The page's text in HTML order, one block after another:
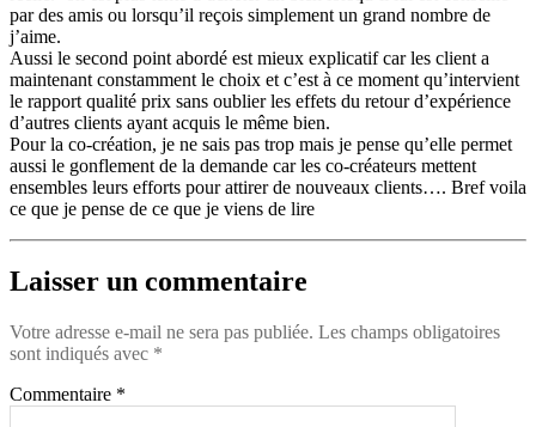
par des amis ou lorsqu’il reçois simplement un grand nombre de
j’aime.
Aussi le second point abordé est mieux explicatif car les client a
maintenant constamment le choix et c’est à ce moment qu’intervient
le rapport qualité prix sans oublier les effets du retour d’expérience
d’autres clients ayant acquis le même bien.
Pour la co-création, je ne sais pas trop mais je pense qu’elle permet
aussi le gonflement de la demande car les co-créateurs mettent
ensembles leurs efforts pour attirer de nouveaux clients…. Bref voila
ce que je pense de ce que je viens de lire
Laisser un commentaire
Votre adresse e-mail ne sera pas publiée. Les champs obligatoires
sont indiqués avec *
Commentaire *